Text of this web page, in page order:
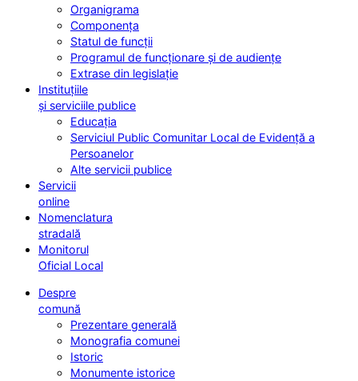
Organigrama
Componența
Statul de funcții
Programul de funcționare și de audiențe
Extrase din legislație
Instituțiile
și serviciile publice
Educația
Serviciul Public Comunitar Local de Evidență a
Persoanelor
Alte servicii publice
Servicii
online
Nomenclatura
stradală
Monitorul
Oficial Local
Despre
comună
Prezentare generală
Monografia comunei
Istoric
Monumente istorice